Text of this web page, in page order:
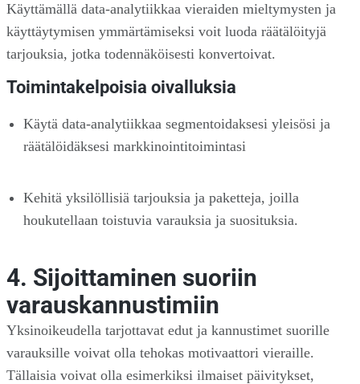
Käyttämällä data-analytiikkaa vieraiden mieltymysten ja
käyttäytymisen ymmärtämiseksi voit luoda räätälöityjä
tarjouksia, jotka todennäköisesti konvertoivat.
Toimintakelpoisia oivalluksia
Käytä data-analytiikkaa segmentoidaksesi yleisösi ja
räätälöidäksesi markkinointitoimintasi
Kehitä yksilöllisiä tarjouksia ja paketteja, joilla
houkutellaan toistuvia varauksia ja suosituksia.
4. Sijoittaminen suoriin
varauskannustimiin
Yksinoikeudella tarjottavat edut ja kannustimet suorille
varauksille voivat olla tehokas motivaattori vieraille.
Tällaisia voivat olla esimerkiksi ilmaiset päivitykset,